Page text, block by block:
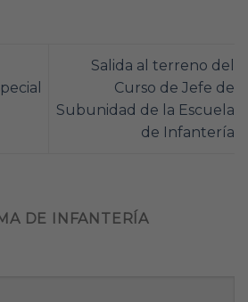
Salida al terreno del
Curso de Jefe de
Subunidad de la Escuela
de Infantería
DE INFANTERÍA